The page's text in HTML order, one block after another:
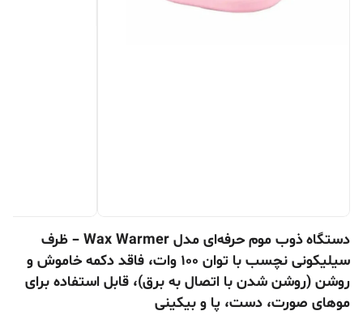
دستگاه ذوب موم حرفه‌ای مدل Wax Warmer – ظرف
سیلیکونی نچسب با توان ۱۰۰ وات، فاقد دکمه خاموش و
روشن (روشن شدن با اتصال به برق)، قابل استفاده برای
موهای صورت، دست، پا و بیکینی